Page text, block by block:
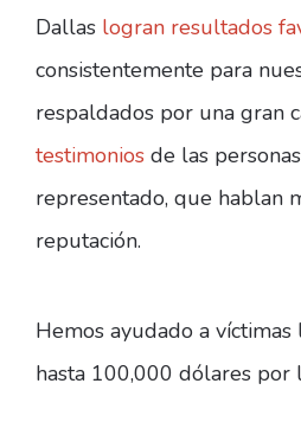
Dallas logran resultados
consistentemente para
respaldados por una gran
testimonios de las
representado, que hablan
reputación.
Hemos ayudado a víctimas
hasta 100,000 dólares por